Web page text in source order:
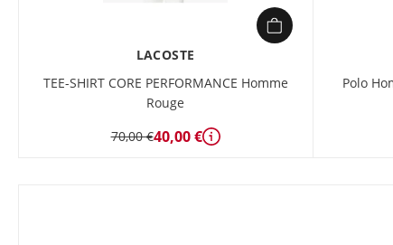
LACOSTE
TEE-SHIRT CORE PERFORMANCE Homme
Rouge
70,00 €40,00 € Détails
Polo